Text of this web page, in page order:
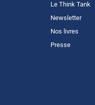
Le Think Tank
Newsletter
Nos livres
Presse